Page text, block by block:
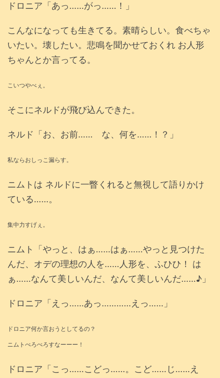
ドロニア「あっ……がっ……！」
こんなになっても生きてる。素晴らしい。食べちゃ
いたい。壊したい。悲鳴を聞かせておくれ お人形
ちゃんとか言ってる。
こいつやべぇ。
そこにネルドが飛び込んできた。
ネルド「お、お前…… な、何を……！？」
私ならおしっこ漏らす。
ニムトは ネルドに一瞥くれると無視して語りかけ
ている……。
集中力すげぇ。
ニムト「やっと、はぁ……はぁ……やっと見つけた
んだ、オデの理想の人を……人形を、ふひひ！ は
ぁ……なんて美しいんだ、なんて美しいんだ……♪」
ドロニア「えっ……あっ…………えっ……」
ドロニア何か言おうとしてるの？
ニムトぺろぺろすなーーー！
ドロニア「こっ……こどっ……。こど……じ……え